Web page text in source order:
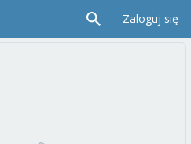
Zaloguj się